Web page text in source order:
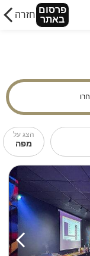
פרסום
באתר חזרה
הצג על
מפה